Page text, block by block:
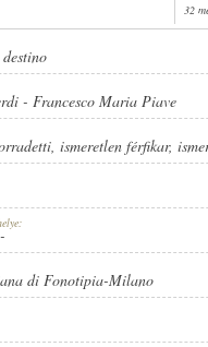
FÉRFIKAR
PIAVE
32
- Francesco Maria Piave
, ismeretlen férfikar,
di Fonotipia-Milano